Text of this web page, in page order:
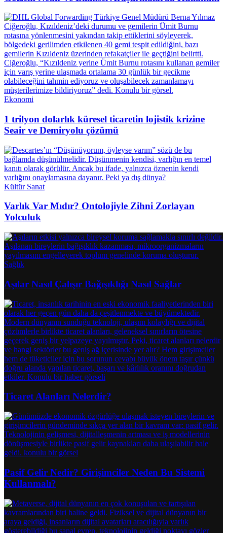
Ekonomi
1 trilyon dolarlık küresel ticaretin lojistik krizine
Seair ve Demiryolu çözümü
Kültür Sanat
Varlık Var Mıdır? Ontolojiyle Zihni Zorlayan
Yolculuk
Sağlık
Aşılar Nasıl Çalışır Bağışıklığı Nasıl Sağlar
Ticaret Alanları Nelerdir?
Pasif Gelir Nedir? Girişimciler Neden Bu Sistemi
Kullanmalı?